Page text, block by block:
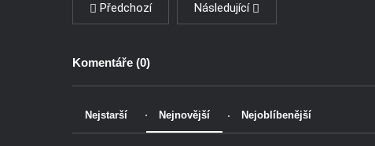
Předchozí Následující
Komentáře (0)
Nejstarší Nejnovější Nejoblíbenější